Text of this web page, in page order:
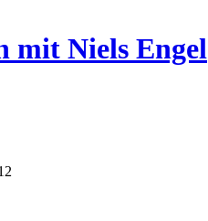
mit Niels Engel